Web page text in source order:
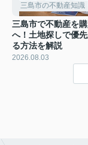
三島市の不動産知識
三島市で不動産を
へ！土地探しで優
る方法を解説
2026.08.03